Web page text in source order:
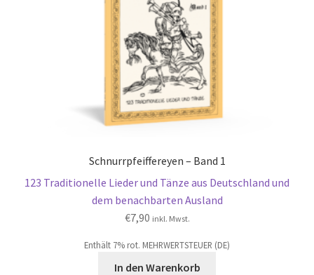
Schnurrpfeiffereyen – Band 1
123 Traditionelle Lieder und Tänze aus Deutschland und
dem benachbarten Ausland
€7,90 inkl. Mwst.
Enthält 7% rot. MEHRWERTSTEUER (DE)
In den Warenkorb